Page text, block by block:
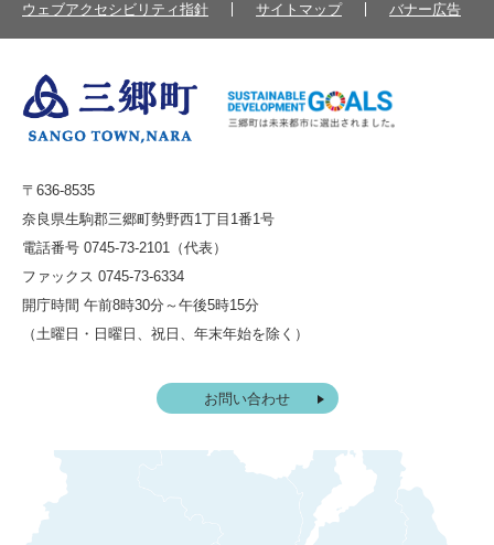
ウェブアクセシビリティ指針
サイトマップ バナー広告
〒636-8535
奈良県生駒郡三郷町勢野西1丁目1番1号
電話番号 0745-73-2101（代表）
ファックス 0745-73-6334
開庁時間 午前8時30分～午後5時15分
（土曜日・日曜日、祝日、年末年始を除く）
お問い合わせ